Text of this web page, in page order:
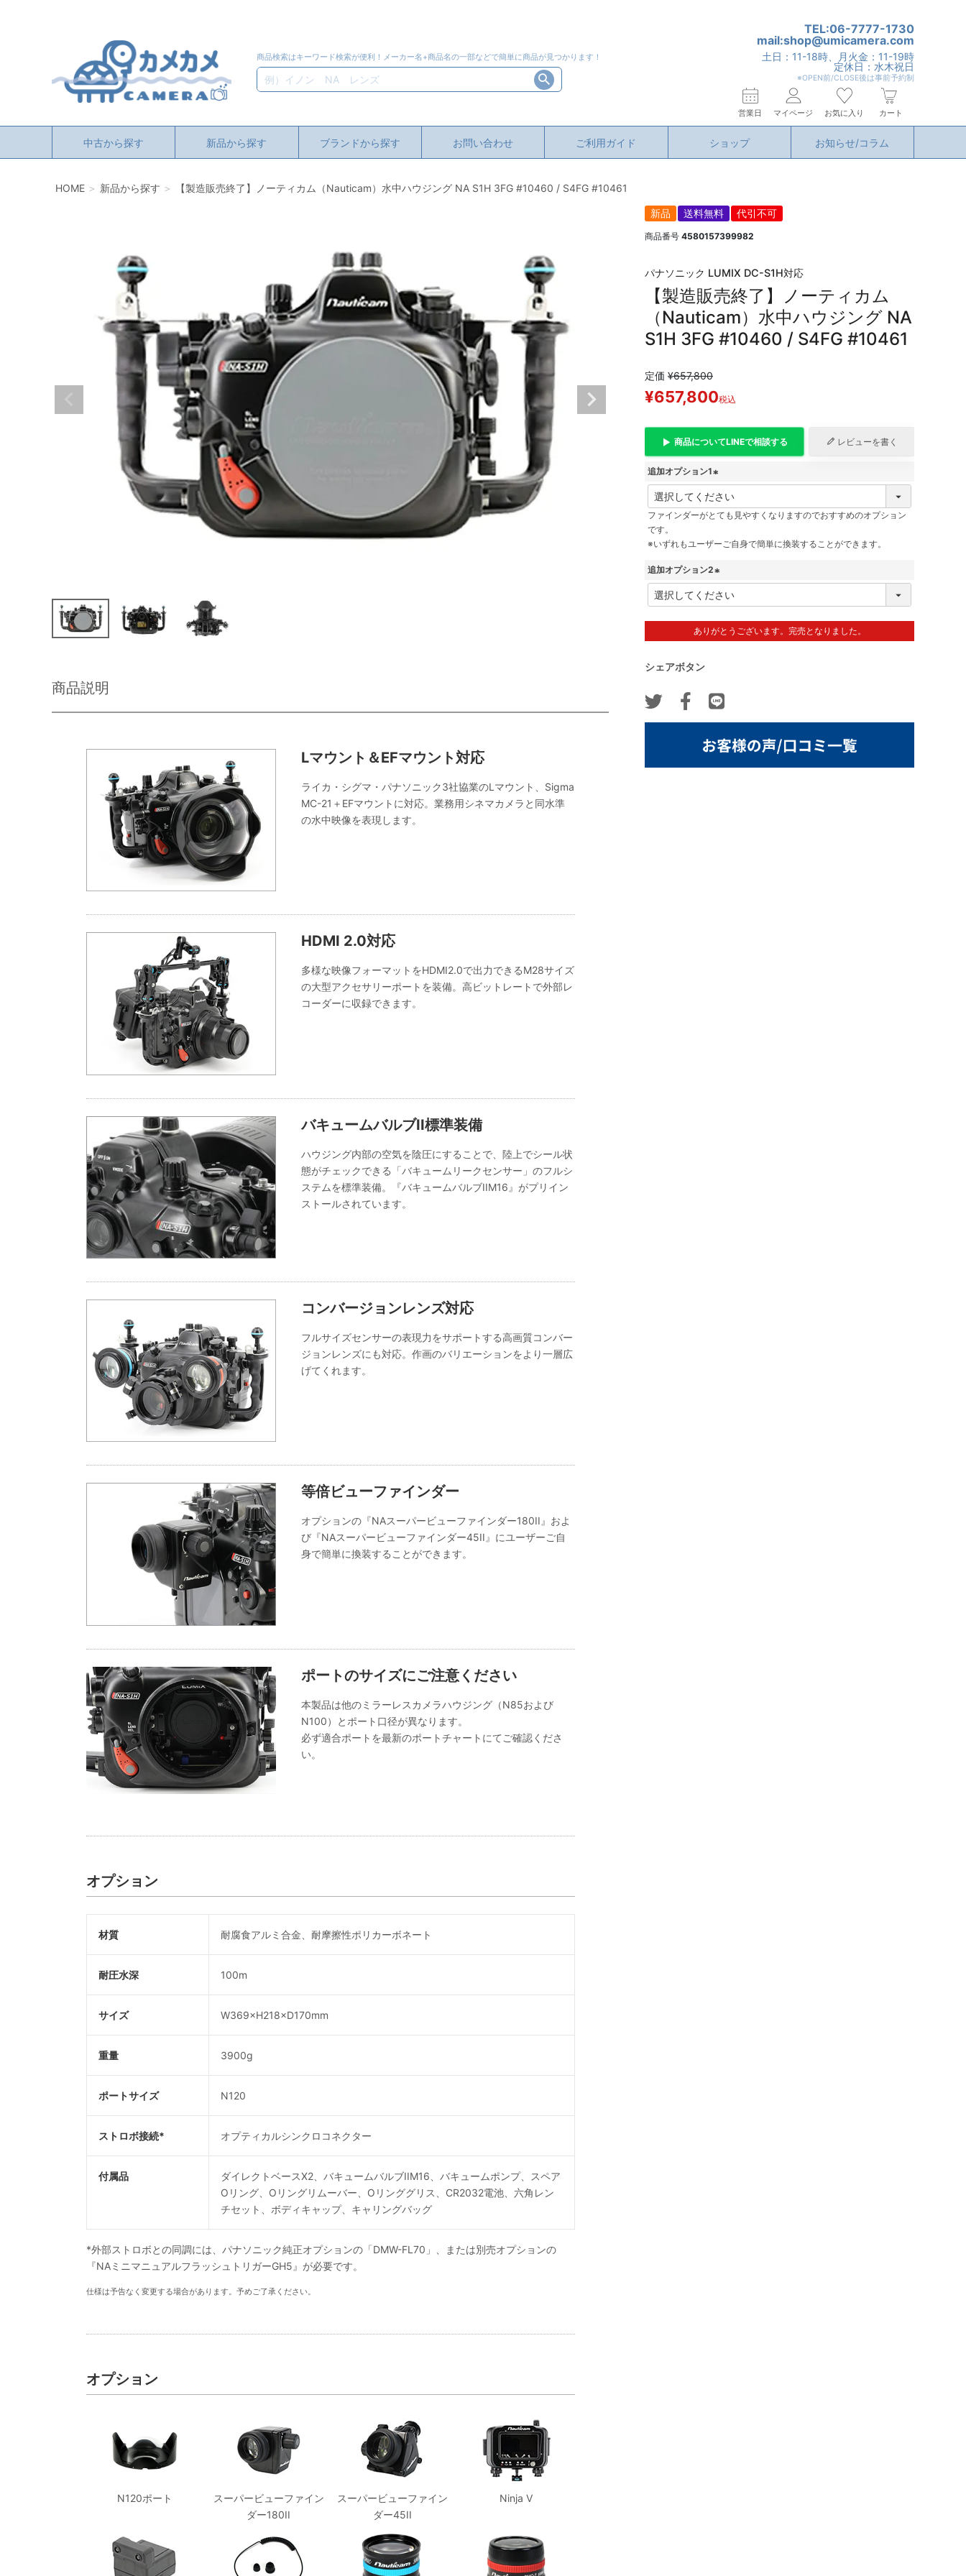
商品検索はキーワード検索が便利！メーカー名+商品名の一部などで簡単に商品が見つかります！
検索
TEL:06-7777-1730
mail:shop@umicamera.com
土日：11-18時、月火金：11-19時
定休日：水木祝日
※OPEN前/CLOSE後は事前予約制
営業日 マイページ お気に入り カート
中古から探す 新品から探す ブランドから探す お問い合わせ ご利用ガイド ショップ お知らせ/コラム
HOME 新品から探す 【製造販売終了】ノーティカム（Nauticam）水中ハウジング NA S1H 3FG #10460 / S4FG #10461
商品説明
Lマウント＆EFマウント対応
ライカ・シグマ・パナソニック3社協業のLマウント、Sigma
MC-21＋EFマウントに対応。業務用シネマカメラと同水準
の水中映像を表現します。
HDMI 2.0対応
多様な映像フォーマットをHDMI2.0で出力できるM28サイズ
の大型アクセサリーポートを装備。高ビットレートで外部レ
コーダーに収録できます。
バキュームバルブII標準装備
ハウジング内部の空気を陰圧にすることで、陸上でシール状
態がチェックできる「バキュームリークセンサー」のフルシ
ステムを標準装備。『バキュームバルブIIM16』がプリイン
ストールされています。
コンバージョンレンズ対応
フルサイズセンサーの表現力をサポートする高画質コンバー
ジョンレンズにも対応。作画のバリエーションをより一層広
げてくれます。
等倍ビューファインダー
オプションの『NAスーパービューファインダー180II』およ
び『NAスーパービューファインダー45II』にユーザーご自
身で簡単に換装することができます。
ポートのサイズにご注意ください
本製品は他のミラーレスカメラハウジング（N85および
N100）とポート口径が異なります。
必ず適合ポートを最新のポートチャートにてご確認くださ
い。
オプション
材質 耐腐食アルミ合金、耐摩擦性ポリカーボネート
耐圧水深 100m
サイズ W369×H218×D170mm
重量 3900g
ポートサイズ N120
ストロボ接続* オプティカルシンクロコネクター
付属品
ダイレクトベースX2、バキュームバルブIIM16、バキュームポンプ、スペア
Oリング、Oリングリムーバー、Oリンググリス、CR2032電池、六角レン
チセット、ボディキャップ、キャリングバッグ
*外部ストロボとの同調には、パナソニック純正オプションの「DMW-FL70」、または別売オプションの
『NAミニマニュアルフラッシュトリガーGH5』が必要です。
仕様は予告なく変更する場合があります。予めご了承ください。
オプション
N120ポート
スーパービューファイン
ダー180II
スーパービューファイン
ダー45II
Ninja V
新品 送料無料 代引不可
商品番号 4580157399982
パナソニック LUMIX DC-S1H対応
【製造販売終了】ノーティカム
（Nauticam）水中ハウジング NA
S1H 3FG #10460 / S4FG #10461
定価 ¥657,800
¥657,800税込
商品についてLINEで相談する レビューを書く
追加オプション1
(
必
)
ファインダーがとても見やすくなりますのでおすすめのオプション
です。
※いずれもユーザーご自身で簡単に換装することができます。
追加オプション2
(
必
須
)
ありがとうございます。完売となりました。
シェアボタン